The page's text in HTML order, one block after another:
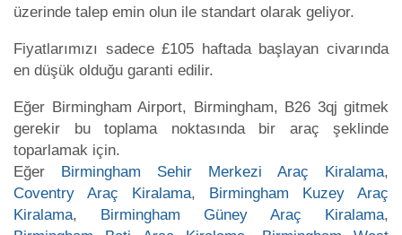
üzerinde talep emin olun ile standart olarak geliyor.
Fiyatlarımızı sadece £105 haftada başlayan civarında
en düşük olduğu garanti edilir.
Eğer Birmingham Airport, Birmingham, B26 3qj gitmek
gerekir bu toplama noktasında bir araç şeklinde
toparlamak için.
Eğer Birmingham Sehir Merkezi Araç Kiralama,
Coventry Araç Kiralama, Birmingham Kuzey Araç
Kiralama, Birmingham Güney Araç Kiralama,